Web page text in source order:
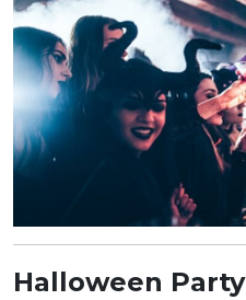
Halloween Party